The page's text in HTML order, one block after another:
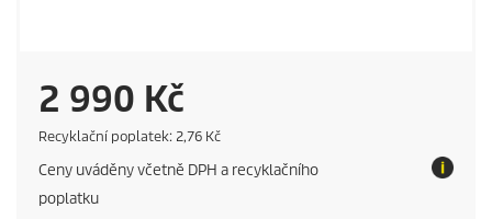
C
u
r
2 990 Kč
E
o
t
a
Recyklační poplatek: 2,76 Kč
Ceny uváděny včetně DPH a recyklačního
poplatku